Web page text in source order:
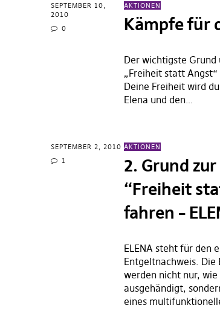
SEPTEMBER 10,
2010
0
AKTIONEN
Kämpfe für
Der wichtigste
„Freiheit statt
Deine Freiheit wird
Elena und den…
SEPTEMBER 2, 2010
1
AKTIONEN
2. Grund
“Freiheit
fahren –
ELENA steht für den
Entgeltnachweis. Die
werden nicht nur,
ausgehändigt,
eines